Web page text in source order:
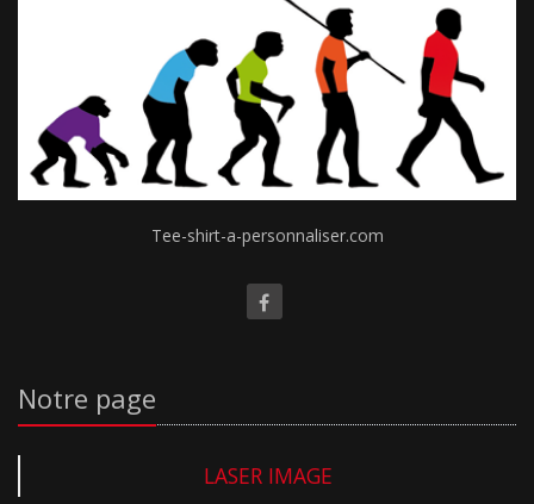
Tee-shirt-a-personnaliser.com
Notre page
LASER IMAGE